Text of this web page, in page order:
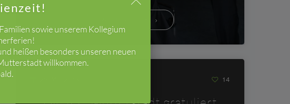
sowie unserem Kollegium
heißen besonders unseren neuen
willkommen.
14